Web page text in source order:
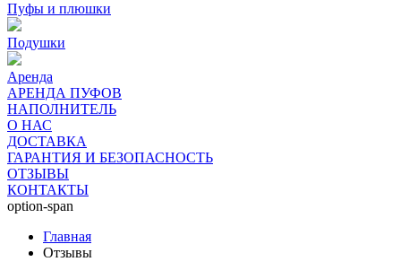
Пуфы и плюшки
Подушки
Аренда
АРЕНДА ПУФОВ
НАПОЛНИТЕЛЬ
О НАС
ДОСТАВКА
ГАРАНТИЯ И БЕЗОПАСНОСТЬ
ОТЗЫВЫ
КОНТАКТЫ
option-span
Главная
Отзывы